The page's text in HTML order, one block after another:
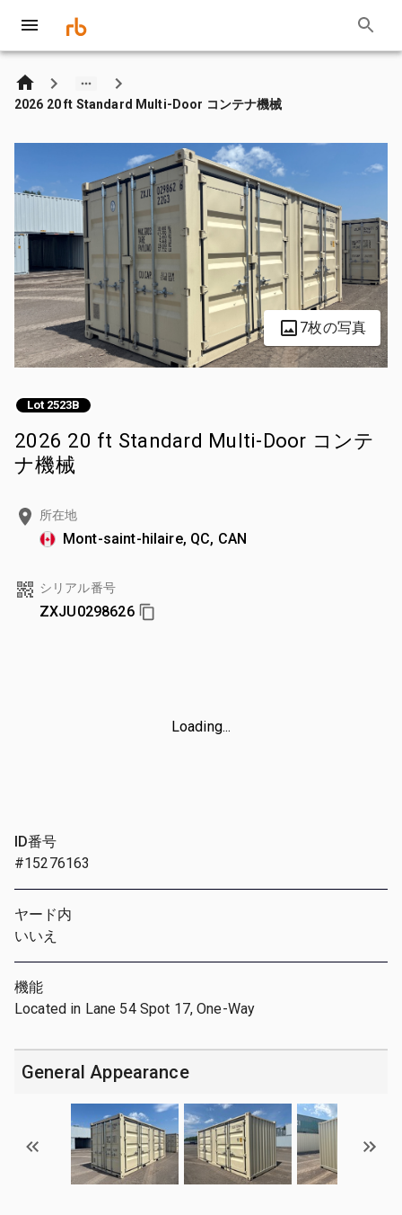
2026 20 ft Standard Multi-Door コンテナ機械
7枚の写真
Lot 2523B
2026 20 ft Standard Multi-Door コンテ
ナ機械
所在地
Mont-saint-hilaire, QC, CAN
シリアル番号
ZXJU0298626
Loading...
ID番号
#15276163
ヤード内
いいえ
機能
Located in Lane 54 Spot 17, One-Way
General Appearance